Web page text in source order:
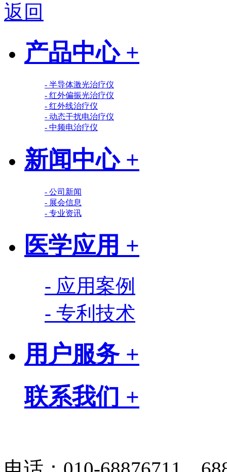
返回
产品中心 +
- 半导体激光治疗仪
- 红外偏振光治疗仪
- 红外线治疗仪
- 动态干扰电治疗仪
- 中频电治疗仪
新闻中心 +
- 公司新闻
- 展会信息
- 专业资讯
医学应用 +
- 应用案例
- 专利技术
用户服务 +
联系我们 +